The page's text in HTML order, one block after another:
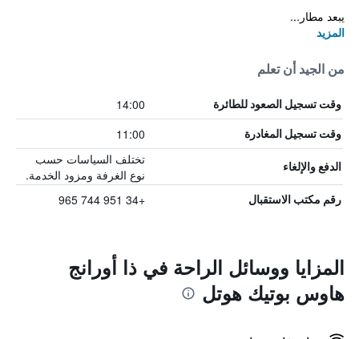
يبعد مطار...
المزيد
من الجيد أن تعلم
وقت تسجيل الصعود للطائرة 14:00
وقت تسجيل المغادرة 11:00
الدفع والإلغاء
تختلف السياسات حسب
نوع الغرفة ومزود الخدمة.
رقم مكتب الاستقبال +34 951 744 965
المزايا ووسائل الراحة في ذا أورانج
هاوس بوتيك هوتل